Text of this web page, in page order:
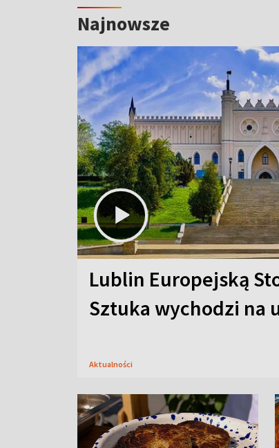
Najnowsze
Lublin Europejską
Sztuka wychodzi na
Aktualności